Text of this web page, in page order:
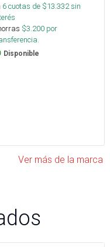
6cuotas de $13.332sin
$3.200 por
Disponible
Ver más de la marca